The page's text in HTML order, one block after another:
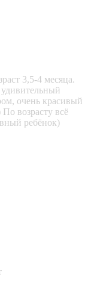
3,5-4 месяца.
очень красивый
возрасту всё
ребёнок)